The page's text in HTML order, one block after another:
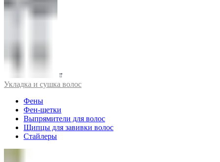
Укладка и сушка волос
Фены
Фен-щетки
Выпрямители для волос
Щипцы для завивки волос
Стайлеры